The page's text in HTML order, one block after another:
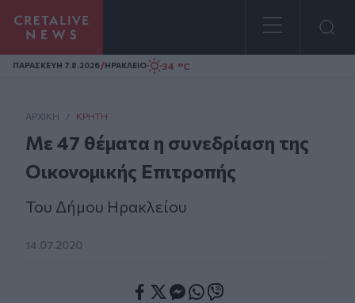
Homepage
ΠΑΡΑΣΚΕΥΗ 7.8.2026/ΗΡΑΚΛΕΙΟ 34 °C
ΑΡΧΙΚΗ / ΚΡΉΤΗ
Με 47 θέματα η συνεδρίαση της
Οικονομικής Επιτροπής
Του Δήμου Ηρακλείου
14.07.2020